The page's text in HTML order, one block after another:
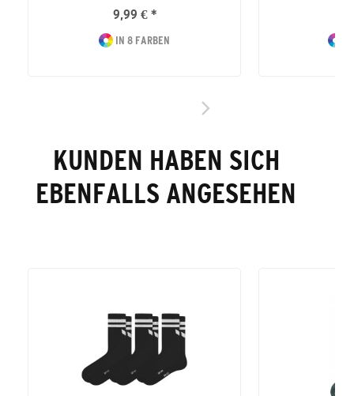
9,99 € *
IN 8 FARBEN
KUNDEN HABEN SICH
EBENFALLS ANGESEHEN